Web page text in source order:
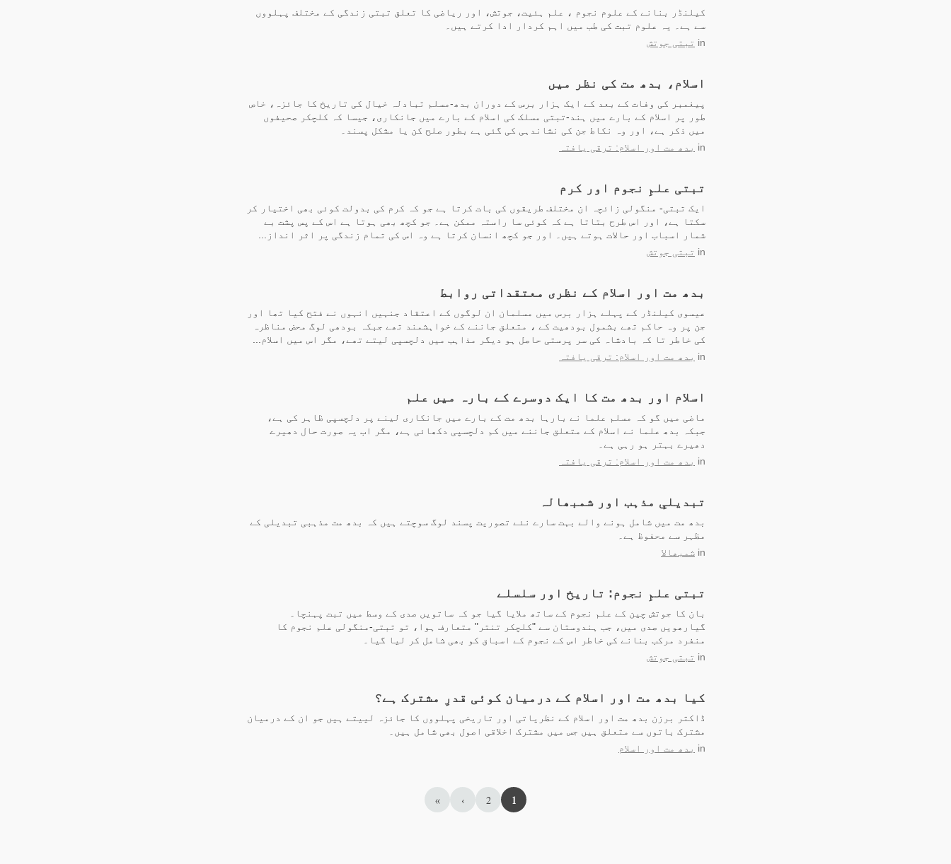
کیلنڈر بنانے کے علوم نجوم ، علم ہئیت، جوتش، اور ریاضی کا تعلق تبتی زندگی کے مختلف پہلووں
سے ہے۔ یہ علوم تبت کی طب میں اہم کردار ادا کرتے ہیں۔
in تبتی جوتش
اسلام، بدھ مت کی نظر میں
پیغمبر کی وفات کے بعد کے ایک ہزار برس کے دوران بدھ-مسلم تبادلہ خیال کی تاریخ کا جائزہ، خاص
طور پر اسلام کے بارے میں ہند-تبتی مسلک کی اسلام کے بارے میں جانکاری، جیسا کہ کلچکر صحیفوں
میں ذکر ہے، اور وہ نکاط جن کی نشاندہی کی گئی ہے بطور صلح کن یا مشکل پسند۔
in بدھ مت اور اسلام: ترقی یافتہ
تبتی علمِ نجوم اور کرم
ایک تبتی- منگولی زائچہ ان مختلف طریقوں کی بات کرتا ہے جو کہ کرم کی بدولت کوئی بھی اختیار کر
سکتا ہے، اور اس طرح بتاتا ہے کہ کوئی سا راستہ ممکن ہے۔ جو کچھ بھی ہوتا ہے اس کے پس پشت بے
شمار اسباب اور حالات ہوتے ہیں۔ اور جو کچھ انسان کرتا ہے وہ اس کی تمام زندگی پر اثر انداز...
in تبتی جوتش
بدھ مت اور اسلام کے نظری معتقداتی روابط
عیسوی کیلنڈر کے پہلے ہزار برس میں مسلمان ان لوگوں کے اعتقاد جنہیں انہوں نے فتح کیا تھا اور
جن پر وہ حاکم تھے بشمول بودھیت کے ، متعلق جاننے کے خواہشمند تھے جبکہ بودھی لوگ محض مناظرہ
کی خاطر تا کہ بادشاہ کی سر پرستی حاصل ہو دیگر مذاہب میں دلچسپی لیتے تھے، مگر اس میں اسلام...
in بدھ مت اور اسلام: ترقی یافتہ
اسلام اور بدھ مت کا ایک دوسرے کے بارہ میں علم
ماضی میں گو کہ مسلم علما نے بارہا بدھ مت کے بارے میں جانکاری لینے پر دلچسپی ظاہر کی ہے،
جبکہ بدھ علما نے اسلام کے متعلق جاننے میں کم دلچسپی دکھائی ہے، مگر اب یہ صورت حال دھیرے
دھیرے بہتر ہو رہی ہے۔
in بدھ مت اور اسلام: ترقی یافتہ
تبدیلیِ مذہب اور شمبھالہ
بدھ مت میں شامل ہونے والے بہت سارے نئے تصوریت پسند لوگ سوچتے ہیں کہ بدھ مت مذہبی تبدیلی کے
مظہر سے محفوظ ہے۔
in شمبھالا
تبتی علمِ نجوم: تاریخ اور سلسلے
بان کا جوتش چین کے علم نجوم کے ساتھ ملایا گیا جو کہ ساتویں صدی کے وسط میں تبت پہنچا۔
گیارھویں صدی میں، جب ہندوستان سے "کلچکر تنتر" متعارف ہوا، تو تبتی-منگولی علم نجوم کا
منفرد مرکب بنانے کی خاطر اس کے نجوم کے اسباق کو بھی شامل کر لیا گیا۔
in تبتی جوتش
کیا بدھ مت اور اسلام کے درمیان کوئی قدرِ مشترک ہے؟
ڈاکتر برزن بدھ مت اور اسلام کے نظریاتی اور تاریخی پہلووں کا جائزہ لییتے ہیں جو ان کے درمیان
مشترک باتوں سے متعلق ہیں جس میں مشترک اخلاقی اصول بھی شامل ہیں۔
in بدھ مت اور اسلام
1
2
›
»